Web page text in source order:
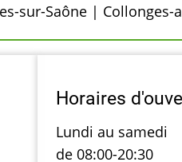
sur-Saône | Collonges-
Horaires
Lundi au samedi
de 08:00-20:30